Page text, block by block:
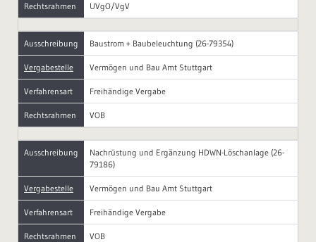
Rechtsrahmen UVgO/VgV
Ausschreibung Baustrom + Baubeleuchtung (26-79354)
Vergabestelle Vermögen und Bau Amt Stuttgart
Verfahrensart Freihändige Vergabe
Rechtsrahmen VOB
Ausschreibung
Nachrüstung und Ergänzung HDWN-Löschanlage (26-
79186)
Vergabestelle Vermögen und Bau Amt Stuttgart
Verfahrensart Freihändige Vergabe
Rechtsrahmen VOB